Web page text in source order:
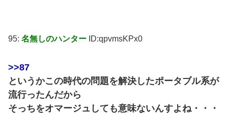
95: 名無しのハンター ID:qpvmsKPx0
>>87
というかこの時代の問題を解決したポータブル系が
流行ったんだから
そっちをオマージュしても意味ないんすよね・・・